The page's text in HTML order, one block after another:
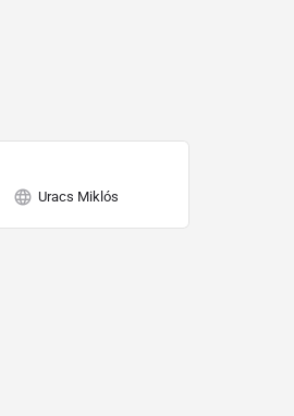
Uracs Miklós